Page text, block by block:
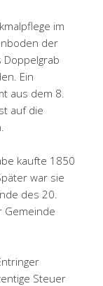
im
der
Doppelgrab
Ein
aus dem 8.
auf die
kaufte 1850
war sie
des 20.
Gemeinde
Steuer